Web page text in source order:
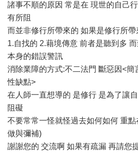
諸事不順的原因 常是在 現世的自己
有所阻
而並非修行所帶來的 如果是修行所
1.自找的 2.藉境傳意 前者是聽到多
本身的錯誤警訊
消除業障的方式:不二法門 斷惡因<簡
性缺點>
在人師一直想導的 是修行 是為了讓
阻礙
不要常常一怪就怪過去如何如何 重
做與彌補)
謝謝您的 交流啊 如果有疏漏 再請您